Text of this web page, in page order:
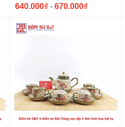
640.000₫ - 670.000₫